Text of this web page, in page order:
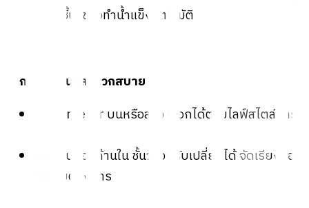
ความชื้น, ช่องทำน้ำแข็งอัตโนมัติ
6. การใช้งานที่สะดวกสบาย
แบบ Freezer บนหรือล่าง เลือกได้ตามไลฟ์สไตล์การ
ช่องเก็บของด้านใน ชั้นวางปรับเปลี่ยนได้ จัดเรียงของ
ได้ตามต้องการ